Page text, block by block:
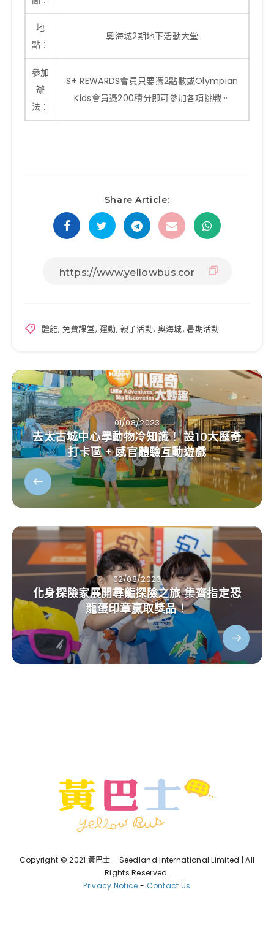
地
點：
奧海城2期地下活動大堂
參加
辦
法：
S+ REWARDS會員只要憑2點數或Olympian
Kids會員憑200積分即可參加各項挑戰。
Share Article:
體能, 免費課堂, 運動, 親子活動, 奧海城,暑期活動
01/08/2023
去太古城中心學動物冷知識！ 設10大歷奇
打卡區 + 感官體驗互動遊戲
02/08/2023
化身探險家展開尋龍探險之旅 集齊指定恐
龍蛋印章贏取獎品！
Copyright © 2021 黃巴士 - Seedland International Limited | All
Rights Reserved.
Privacy Notice - Contact Us